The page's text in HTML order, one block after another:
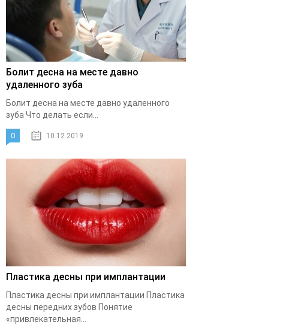
Болит десна на месте давно
удаленного зуба
Болит десна на месте давно удаленного
зуба Что делать если...
0 10.12.2019
Пластика десны при имплантации
Пластика десны при имплантации Пластика
десны передних зубов Понятие
«привлекательная...